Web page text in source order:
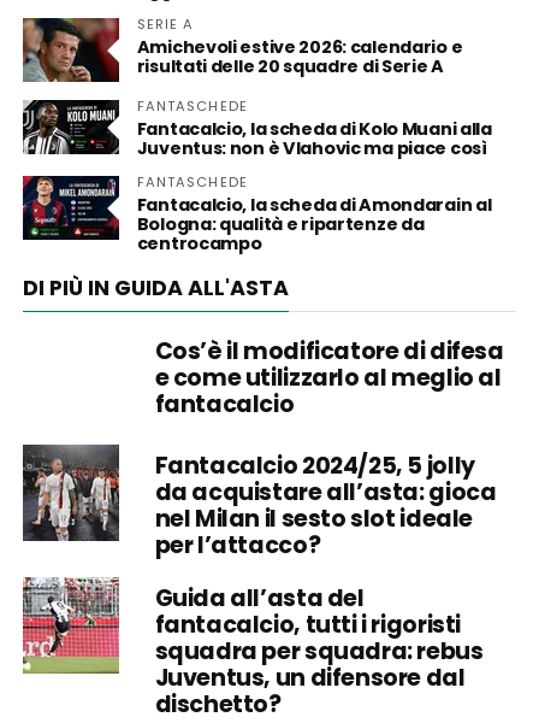
SERIE A
Amichevoli estive 2026: calendario e
risultati delle 20 squadre di Serie A
FANTASCHEDE
Fantacalcio, la scheda di Kolo Muani alla
Juventus: non è Vlahovic ma piace così
FANTASCHEDE
Fantacalcio, la scheda di Amondarain al
Bologna: qualità e ripartenze da
centrocampo
DI PIÙ IN GUIDA ALL'ASTA
Cos’è il modificatore di difesa
e come utilizzarlo al meglio al
fantacalcio
Fantacalcio 2024/25, 5 jolly
da acquistare all’asta: gioca
nel Milan il sesto slot ideale
per l’attacco?
Guida all’asta del
fantacalcio, tutti i rigoristi
squadra per squadra: rebus
Juventus, un difensore dal
dischetto?